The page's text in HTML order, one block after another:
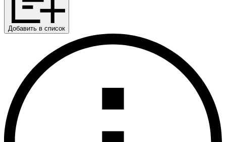
Добавить в список